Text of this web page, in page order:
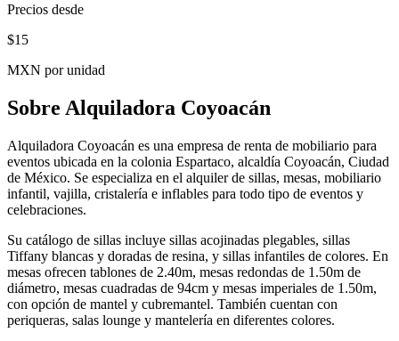
Precios desde
$15
MXN por unidad
Sobre Alquiladora Coyoacán
Alquiladora Coyoacán es una empresa de renta de mobiliario para
eventos ubicada en la colonia Espartaco, alcaldía Coyoacán, Ciudad
de México. Se especializa en el alquiler de sillas, mesas, mobiliario
infantil, vajilla, cristalería e inflables para todo tipo de eventos y
celebraciones.
Su catálogo de sillas incluye sillas acojinadas plegables, sillas
Tiffany blancas y doradas de resina, y sillas infantiles de colores. En
mesas ofrecen tablones de 2.40m, mesas redondas de 1.50m de
diámetro, mesas cuadradas de 94cm y mesas imperiales de 1.50m,
con opción de mantel y cubremantel. También cuentan con
periqueras, salas lounge y mantelería en diferentes colores.